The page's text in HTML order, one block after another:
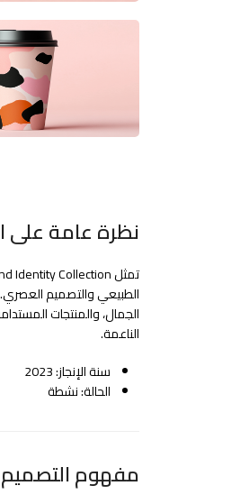
نظرة عامة على
الطبيعي والتصميم
الجمال، والمنتجات
الناعمة.
سنة الإنجاز: 2023
الحالة: نشطة
مفهوم التصميم